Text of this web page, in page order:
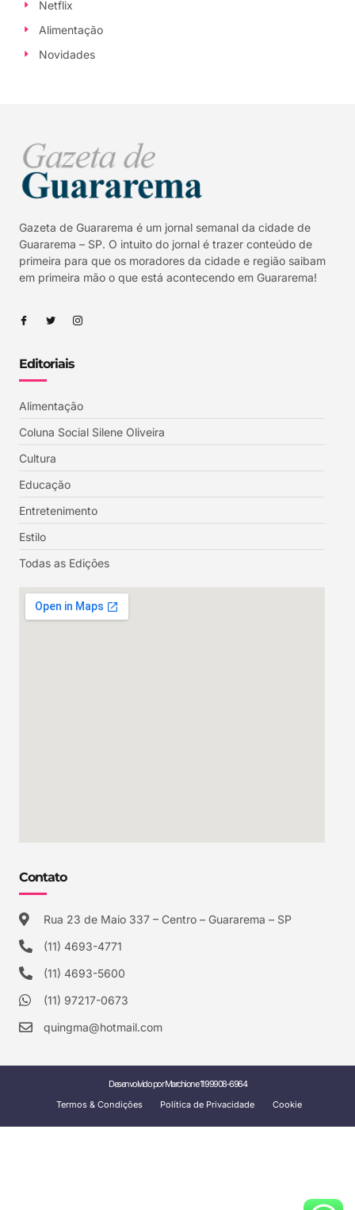
Netflix
Alimentação
Novidades
Gazeta de Guararema é um jornal semanal da cidade de
Guararema – SP. O intuito do jornal é trazer conteúdo de
primeira para que os moradores da cidade e região saibam
em primeira mão o que está acontecendo em Guararema!
Editoriais
Alimentação
Coluna Social Silene Oliveira
Cultura
Educação
Entretenimento
Estilo
Todas as Edições
Contato
Rua 23 de Maio 337 – Centro – Guararema – SP
(11) 4693-4771
(11) 4693-5600
(11) 97217-0673
quingma@hotmail.com
Desenvolvido por Marchione 11 99908-6964
Termos & Condições
Política de Privacidade Cookie